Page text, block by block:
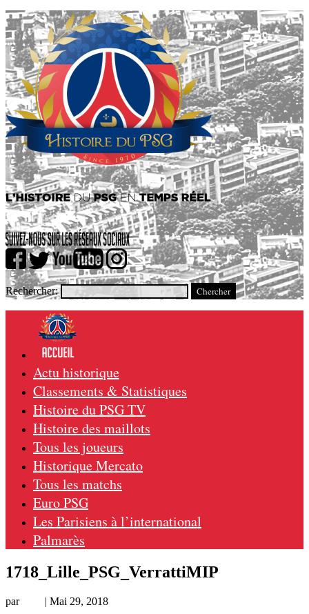
Rechercher:
Actu historique
Classements & Statistiques
Histoire du PSG TV
Histoire des maillots
Tous les joueurs
Historique Mercato
Tous les matchs
Euro PSG
Les Parisiens à l’international
Palmarès
1718_Lille_PSG_VerrattiMIP
par | Mai 29, 2018